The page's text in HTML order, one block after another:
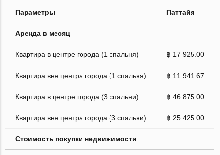
Параметры Паттайя
Аренда в месяц
Квартира в центре города (1 спальня) ฿ 17 925.00
Квартира вне центра города (1 спальня) ฿ 11 941.67
Квартира в центре города (3 спальни) ฿ 46 875.00
Квартира вне центра города (3 спальни) ฿ 25 425.00
Стоимость покупки недвижимости